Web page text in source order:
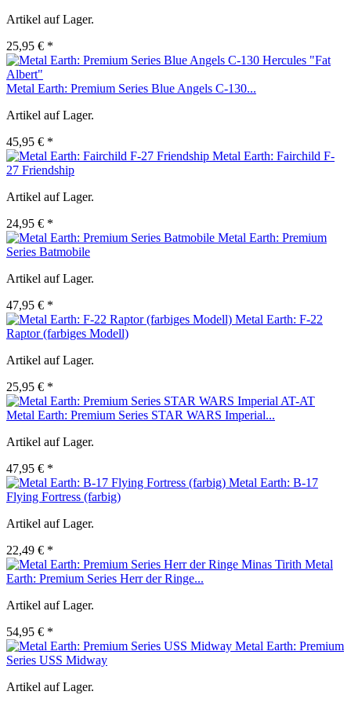
Artikel auf Lager.
25,95 € *
Metal Earth: Premium Series Blue Angels C-130...
Artikel auf Lager.
45,95 € *
Metal Earth: Fairchild F-
27 Friendship
Artikel auf Lager.
24,95 € *
Metal Earth: Premium
Series Batmobile
Artikel auf Lager.
47,95 € *
Metal Earth: F-22
Raptor (farbiges Modell)
Artikel auf Lager.
25,95 € *
Metal Earth: Premium Series STAR WARS Imperial...
Artikel auf Lager.
47,95 € *
Metal Earth: B-17
Flying Fortress (farbig)
Artikel auf Lager.
22,49 € *
Metal
Earth: Premium Series Herr der Ringe...
Artikel auf Lager.
54,95 € *
Metal Earth: Premium
Series USS Midway
Artikel auf Lager.